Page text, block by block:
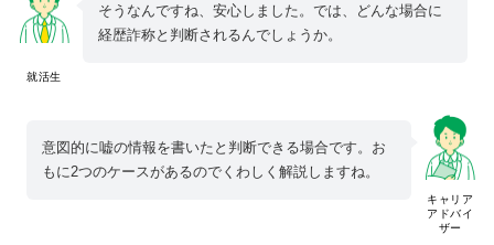
就活生
そうなんですね、安心しました。では、どんな場合に
経歴詐称と判断されるんでしょうか。
キャリア
アドバイ
ザー
意図的に嘘の情報を書いたと判断できる場合です。お
もに2つのケースがあるのでくわしく解説しますね。